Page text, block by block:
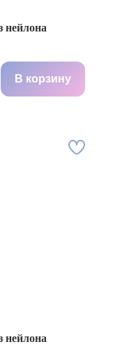
нейлона
В корзину
нейлона